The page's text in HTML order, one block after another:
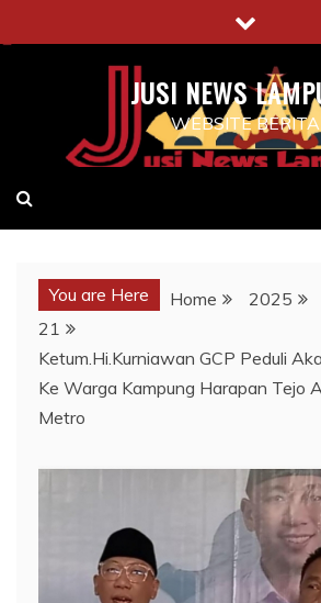
to
JUSI NEWS
WEBSITE BERITA
You are Here Home 2025
21
Ketum.Hi.Kurniawan GCP Peduli
Ke Warga Kampung Harapan Tejo
Metro